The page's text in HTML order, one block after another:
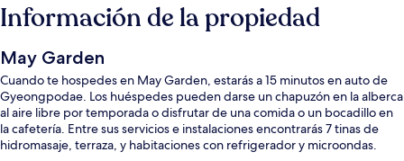
Información de la propiedad
May Garden
Cuando te hospedes en May Garden, estarás a 15 minutos en auto de
Gyeongpodae. Los huéspedes pueden darse un chapuzón en la alberca
al aire libre por temporada o disfrutar de una comida o un bocadillo en
la cafetería. Entre sus servicios e instalaciones encontrarás 7 tinas de
hidromasaje, terraza, y habitaciones con refrigerador y microondas.